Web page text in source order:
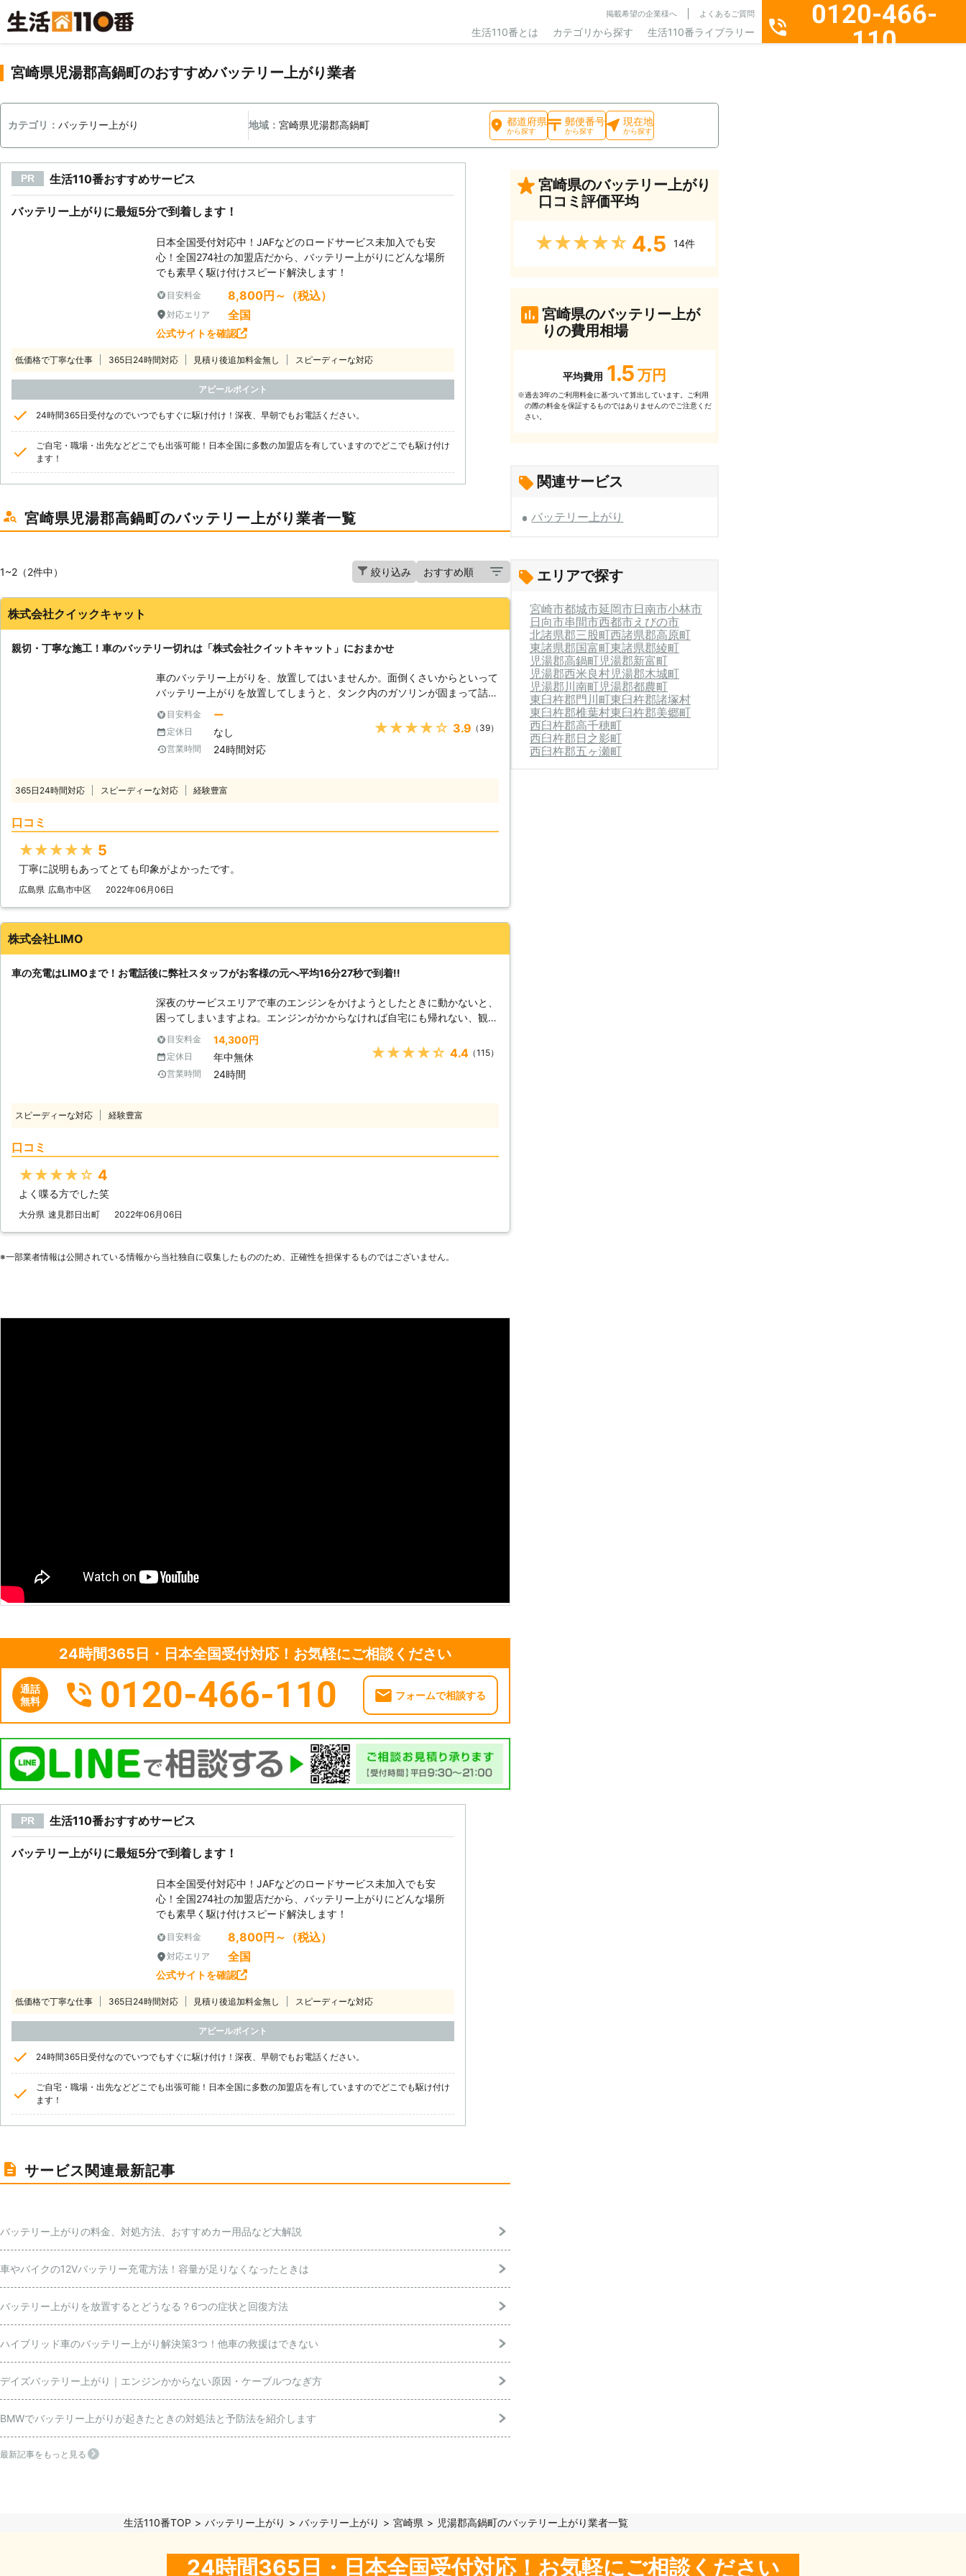
掲載希望の企業様へ よくあるご質問
生活110番とは カテゴリから探す 生活110番ライブラリー
0120-466-
110
宮崎県児湯郡高鍋町のおすすめバッテリー上がり業者
カテゴリ： バッテリー上がり 地域：宮崎県児湯郡高鍋町 都道府県
から探す
郵便番号
から探す
現在地
から探す
PR 生活110番おすすめサービス
バッテリー上がりに最短5分で到着します！
日本全国受付対応中！JAFなどのロードサービス未加入でも安
心！全国274社の加盟店だから、バッテリー上がりにどんな場所
でも素早く駆け付けスピード解決します！
目安料金 8,800円～（税込）
対応エリア 全国
公式サイトを確認
低価格で丁寧な仕事 365日24時間対応 見積り後追加料金無し スピーディーな対応
アピールポイント
24時間365日受付なのでいつでもすぐに駆け付け！深夜、早朝でもお電話ください。
ご自宅・職場・出先などどこでも出張可能！日本全国に多数の加盟店を有していますのでどこでも駆け付け
ます！
宮崎県児湯郡高鍋町のバッテリー上がり業者一覧
1~2（2件中） 絞り込み
株式会社クイックキャット
親切・丁寧な施工！車のバッテリー切れは「株式会社クイットキャット」におまかせ
車のバッテリー上がりを、放置してはいませんか。面倒くさいからといって
バッテリー上がりを放置してしまうと、タンク内のガソリンが固まって詰ま
りを引き起こす恐れがあります。そのため、車のバッテリー上がりはすぐに
でも解消する必要があるのです。 もしも車のバッテリー切れが起きたとき
は、「株式会社クイックキャット」におまかせください！ ●車のバッテリ
ーが上がるのは充電がなくなったから 車のバッテリーが上がってしまうの
ッテリー内の電気を利用して動きだすので、バッテリー内の電気がなくなっ
てしまうと、車は動かなくなります。 またエンジンだけではなくカーナビ
動かなくなってしまいます。 ●24時間365日で対応可能！突然の事態にも
いときです。実際に運転をしようとしたその瞬間に気が付くので、時間的に
余裕がないことも多いでしょう。 そんなときこそ、弊社「株式会社クイッ
ただきますので、車のバッテリーが上がった時はぜひ弊社をご利用ください
目安料金 ー
定休日 なし
営業時間 24時間対応
★★★★★ 3.9 （39）
365日24時間対応 スピーディーな対応 経験豊富
口コミ
★★★★★ 5
丁寧に説明もあってとても印象がよかったです。
広島県 広島市中区 2022年06月06日
株式会社LIMO
車の充電はLIMOまで！お電話後に弊社スタッフがお客様の元へ平均16分27秒で到着!!
深夜のサービスエリアで車のエンジンをかけようとしたときに動かないと、
困ってしまいますよね。エンジンがかからなければ自宅にも帰れない、観光
もできないので八方塞がりです。 そんなときこそ、弊社「LＩMO」がお客
様の元へすぐに駆けつけてお助けします！ 弊社の強みは、お客様からお電
話をいただいたてから平均16分27秒でお客さまの元へ駆け付けることで
す。弊社は10万件以上の実績を積んできたからこそ、どのルートを使えば
けられるようになったのです。 この時間で駆け付けることによって、お客
目安料金 14,300円
定休日 年中無休
営業時間 24時間
★★★★★ 4.4（115）
スピーディーな対応 経験豊富
口コミ
★★★★★ 4
よく喋る方でした笑
大分県 速見郡日出町 2022年06月06日
※⼀部業者情報は公開されている情報から当社独⾃に収集したもののため、正確性を担保するものではございません。
24時間365日・日本全国受付対応！お気軽にご相談ください
通話
無料
0120-466-110 フォームで相談する
PR 生活110番おすすめサービス
バッテリー上がりに最短5分で到着します！
日本全国受付対応中！JAFなどのロードサービス未加入でも安
心！全国274社の加盟店だから、バッテリー上がりにどんな場所
でも素早く駆け付けスピード解決します！
目安料金 8,800円～（税込）
対応エリア 全国
公式サイトを確認
低価格で丁寧な仕事 365日24時間対応 見積り後追加料金無し スピーディーな対応
アピールポイント
24時間365日受付なのでいつでもすぐに駆け付け！深夜、早朝でもお電話ください。
ご自宅・職場・出先などどこでも出張可能！日本全国に多数の加盟店を有していますのでどこでも駆け付け
ます！
サービス関連最新記事
バッテリー上がりの料金、対処方法、おすすめカー用品など大解説
車やバイクの12Vバッテリー充電方法！容量が足りなくなったときは
バッテリー上がりを放置するとどうなる？6つの症状と回復方法
ハイブリッド車のバッテリー上がり解決策3つ！他車の救援はできない
デイズバッテリー上がり｜エンジンかからない原因・ケーブルつなぎ方
BMWでバッテリー上がりが起きたときの対処法と予防法を紹介します
最新記事をもっと見る
宮崎県のバッテリー上がり
口コミ評価平均
★★★★★ 4.5 14件
宮崎県のバッテリー上が
りの費用相場
平均費用 1.5 万円
※過去3年のご利⽤料⾦に基づいて算出しています。ご利⽤
の際の料⾦を保証するものではありませんのでご注意くだ
さい。
関連サービス
バッテリー上がり
エリアで探す
宮崎市都城市延岡市日南市小林市
日向市串間市西都市えびの市
北諸県郡三股町西諸県郡高原町
東諸県郡国富町東諸県郡綾町
児湯郡高鍋町児湯郡新富町
児湯郡西米良村児湯郡木城町
児湯郡川南町児湯郡都農町
東臼杵郡門川町東臼杵郡諸塚村
東臼杵郡椎葉村東臼杵郡美郷町
西臼杵郡高千穂町
西臼杵郡日之影町
西臼杵郡五ヶ瀬町
生活110番TOP バッテリー上がり バッテリー上がり 宮崎県 児湯郡高鍋町のバッテリー上がり業者一覧
24時間365日・日本全国受付対応！お気軽にご相談ください